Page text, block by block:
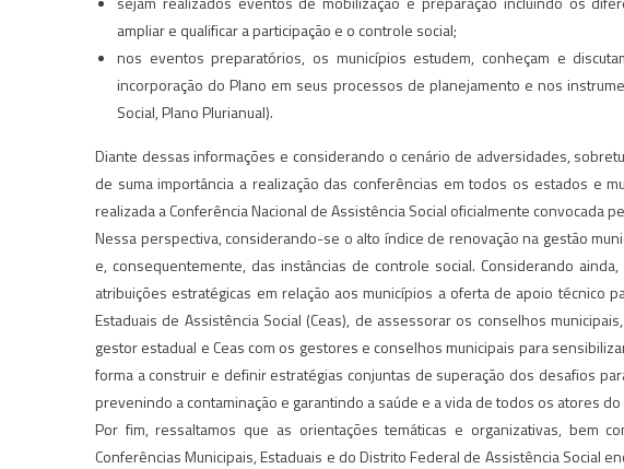
ampliar e qualificar a participação e o controle social;
nos eventos preparatórios, os municípios estudem, conheçam e
incorporação do Plano em seus processos de planejamento e nos
Social, Plano Plurianual).
Diante dessas informações e considerando o cenário de adversidades,
de suma importância a realização das conferências em todos os estados e
realizada a Conferência Nacional de Assistência Social oficialmente convocada
Nessa perspectiva, considerando-se o alto índice de renovação na gestão
e, consequentemente, das instâncias de controle social. Considerando
atribuições estratégicas em relação aos municípios a oferta de apoio técnico
Estaduais de Assistência Social (Ceas), de assessorar os conselhos
gestor estadual e Ceas com os gestores e conselhos municipais para
forma a construir e definir estratégias conjuntas de superação dos desafios
prevenindo a contaminação e garantindo a saúde e a vida de todos os atores do
Por fim, ressaltamos que as orientações temáticas e organizativas, bem
Conferências Municipais, Estaduais e do Distrito Federal de Assistência Social